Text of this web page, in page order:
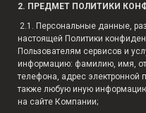
2. ПРЕДМЕТ ПОЛИТИКИ
2.1. Персональные данные,
настоящей Политики
Пользователям сервисов и
информацию: фамилию, имя,
телефона, адрес электронной
также любую иную
на cайте Компании;